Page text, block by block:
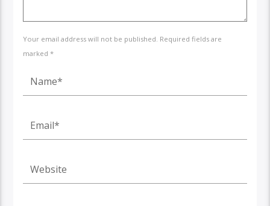
Your email address will not be published. Required fields are
marked *